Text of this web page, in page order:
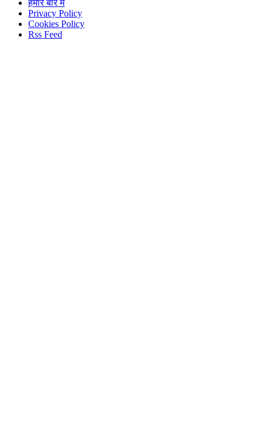
हमारे बारें में
Privacy Policy
Cookies Policy
Rss Feed